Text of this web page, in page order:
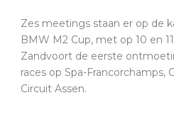
Zes meetings staan er op de
BMW M2 Cup, met op 10 en
Zandvoort de eerste
races op Spa-Francorchamps,
Circuit Assen.